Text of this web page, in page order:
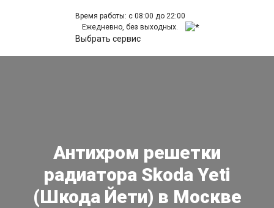
Время работы: с 08:00 до 22:00
Ежедневно, без выходных.
Выбрать сервис
Антихром решетки
радиатора Skoda Yeti
(Шкода Йети) в Москве